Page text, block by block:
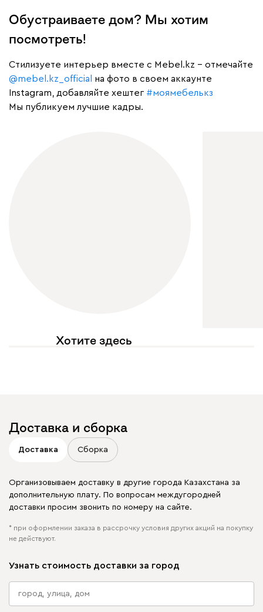
Обустраиваете дом? Мы хотим
посмотреть!
Cтилизуете интерьер вместе с Mebel.kz – отмечайте
@mebel.kz_official
на фото в своем аккаунте
Instagram, добавляйте хештег #моямебелькз
Мы публикуем лучшие кадры.
Хотите здесь
Доставка и сборка
Доставка Сборка
Организовываем доставку в другие города Казахстана за
дополнительную плату. По вопросам междугородней
доставки просим звонить по номеру на сайте.
* при оформлении заказа в рассрочку условия других акций на покупку
не действуют.
Узнать стоимость доставки за город